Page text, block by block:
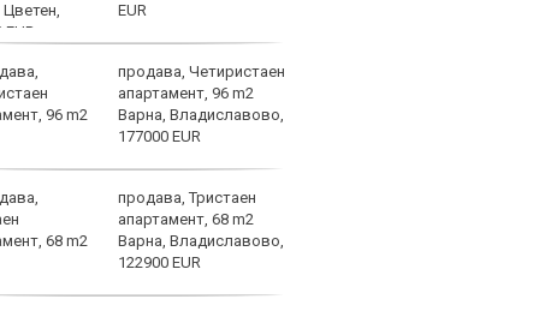
EUR
продава, Четиристаен
апартамент, 96 m2
Варна, Владиславово,
177000 EUR
продава, Тристаен
апартамент, 68 m2
Варна, Владиславово,
122900 EUR